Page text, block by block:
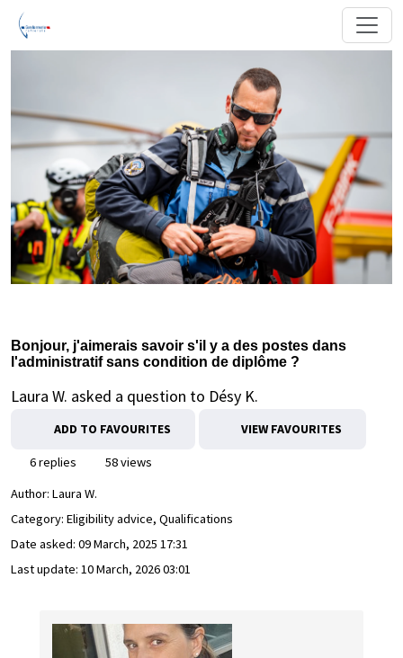
Bonjour, j'aimerais savoir s'il y a des postes dans
l'administratif sans condition de diplôme ?
Laura W. asked a question to Désy K.
ADD TO FAVOURITES VIEW FAVOURITES
6 replies
58 views
Author: Laura W.
Category: Eligibility advice, Qualifications
Date asked: 09 March, 2025 17:31
Last update: 10 March, 2026 03:01